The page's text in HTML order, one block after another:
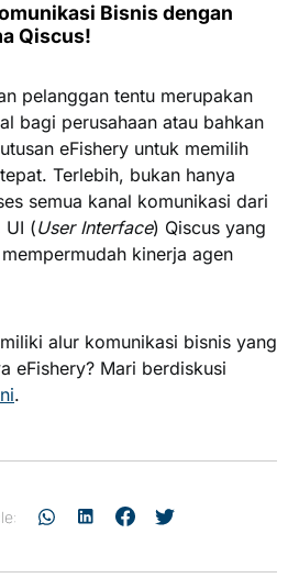
Bisnis dengan
Qiscus!
pelanggan tentu merupakan
bagi perusahaan atau bahkan
eFishery untuk memilih
Terlebih, bukan hanya
semua kanal komunikasi dari
UI (User Interface) Qiscus yang
kinerja agen
alur komunikasi bisnis yang
eFishery? Mari berdiskusi
.